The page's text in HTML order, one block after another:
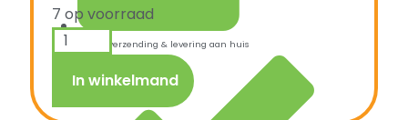
Snelle verzending & levering aan huis
7 op voorraad
In winkelmand